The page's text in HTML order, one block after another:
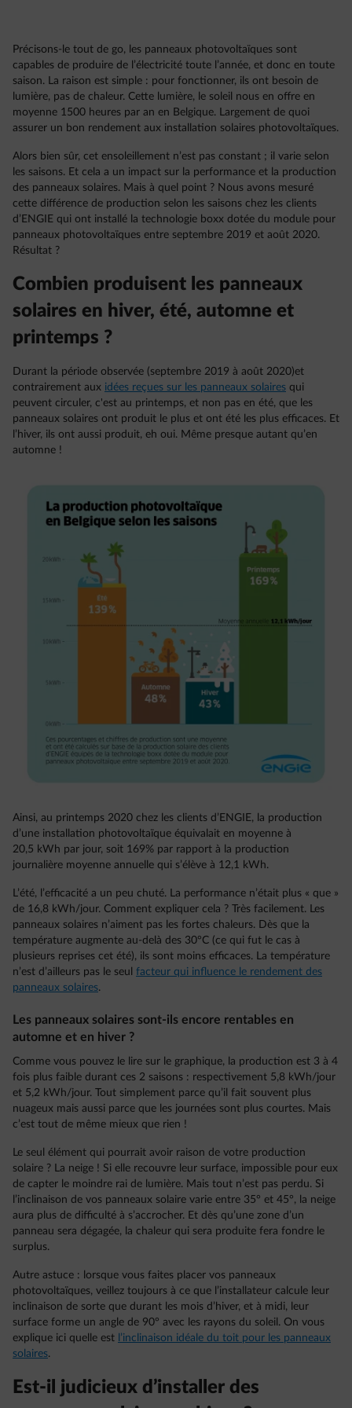
Précisons-le tout de go, les panneaux photovoltaïques sont
capables de produire de l’électricité toute l’année, et donc en toute
saison. La raison est simple : pour fonctionner, ils ont besoin de
lumière, pas de chaleur. Cette lumière, le soleil nous en offre en
moyenne 1500 heures par an en Belgique. Largement de quoi
assurer un bon rendement aux installation solaires photovoltaïques.
Alors bien sûr, cet ensoleillement n’est pas constant ; il varie selon
les saisons. Et cela a un impact sur la performance et la production
des panneaux solaires. Mais à quel point ? Nous avons mesuré
cette différence de production selon les saisons chez les clients
d’ENGIE qui ont installé la technologie boxx dotée du module pour
panneaux photovoltaïques entre septembre 2019 et août 2020.
Résultat ?
Combien produisent les panneaux
solaires en hiver, été, automne et
printemps ?
Durant la période observée (septembre 2019 à août 2020)et
contrairement aux idées reçues sur les panneaux solaires qui
peuvent circuler, c'est au printemps, et non pas en été, que les
panneaux solaires ont produit le plus et ont été les plus efficaces. Et
l’hiver, ils ont aussi produit, eh oui. Même presque autant qu’en
automne !
Ainsi, au printemps 2020 chez les clients d’ENGIE, la production
d’une installation photovoltaïque équivalait en moyenne à
20,5 kWh par jour, soit 169% par rapport à la production
journalière moyenne annuelle qui s’élève à 12,1 kWh.
L’été, l’efficacité a un peu chuté. La performance n’était plus « que »
de 16,8 kWh/jour. Comment expliquer cela ? Très facilement. Les
panneaux solaires n’aiment pas les fortes chaleurs. Dès que la
température augmente au-delà des 30°C (ce qui fut le cas à
plusieurs reprises cet été), ils sont moins efficaces. La température
n’est d’ailleurs pas le seul facteur qui influence le rendement des
panneaux solaires.
Les panneaux solaires sont-ils encore rentables en
automne et en hiver ?
Comme vous pouvez le lire sur le graphique, la production est 3 à 4
fois plus faible durant ces 2 saisons : respectivement 5,8 kWh/jour
et 5,2 kWh/jour. Tout simplement parce qu’il fait souvent plus
nuageux mais aussi parce que les journées sont plus courtes. Mais
c’est tout de même mieux que rien !
Le seul élément qui pourrait avoir raison de votre production
solaire ? La neige ! Si elle recouvre leur surface, impossible pour eux
de capter le moindre rai de lumière. Mais tout n’est pas perdu. Si
l’inclinaison de vos panneaux solaire varie entre 35° et 45°, la neige
aura plus de difficulté à s’accrocher. Et dès qu’une zone d’un
panneau sera dégagée, la chaleur qui sera produite fera fondre le
surplus.
Autre astuce : lorsque vous faites placer vos panneaux
photovoltaïques, veillez toujours à ce que l’installateur calcule leur
inclinaison de sorte que durant les mois d’hiver, et à midi, leur
surface forme un angle de 90° avec les rayons du soleil. On vous
explique ici quelle est l’inclinaison idéale du toit pour les panneaux
solaires.
Est-il judicieux d’installer des